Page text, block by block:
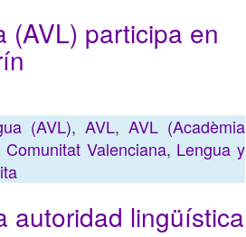
(AVL) participa en
(AVL), AVL, AVL (Acadèmia
Comunitat Valenciana, Lengua y
autoridad lingüística